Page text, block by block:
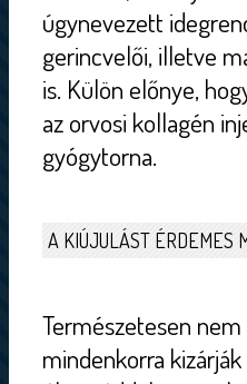
úgynevezett
gerincvelői, illetve
is. Külön előnye,
az orvosi kollagén
gyógytorna.
A KIÚJULÁST ÉRDEMES
Természetesen
mindenkorra